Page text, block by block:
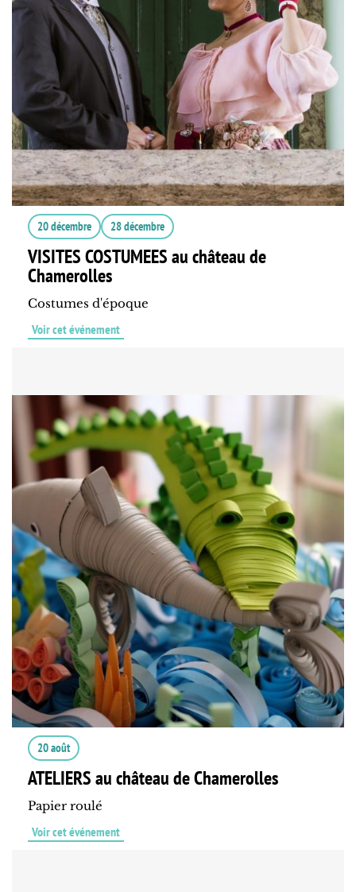
20 décembre 28 décembre
VISITES COSTUMEES au château de
Chamerolles
Costumes d'époque
Voir cet événement
20 août
ATELIERS au château de Chamerolles
Papier roulé
Voir cet événement